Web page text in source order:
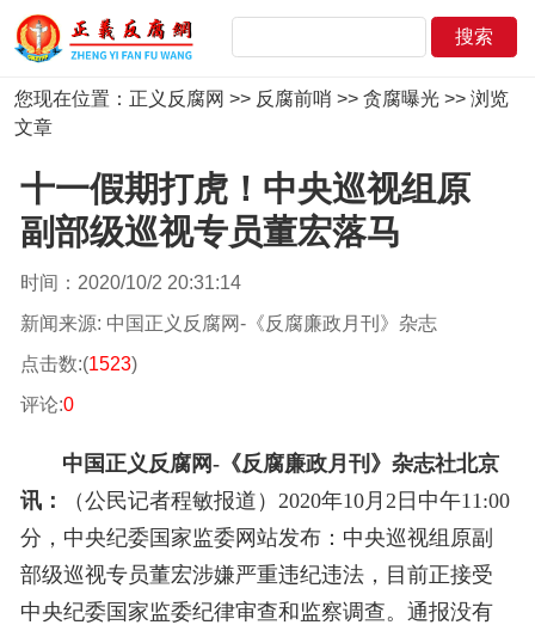
您现在位置： 正义反腐网 >> 反腐前哨 >> 贪腐曝光>> 浏览
文章
十一假期打虎！中央巡视组原
副部级巡视专员董宏落马
时间：2020/10/2 20:31:14
新闻来源: 中国正义反腐网-《反腐廉政月刊》杂志
点击数:(1523)
评论:0
中国正义反腐网-《反腐廉政月刊》杂志社北京
讯：
（公民记者程敏报道） 2020年10月2日 中午11:00
分，中央纪委国家监委网站发布： 中央巡视组原副
部级巡视专员董宏涉嫌严重违纪违法，目前正接受
中央纪委国家监委纪律审查和监察调查。通报没有